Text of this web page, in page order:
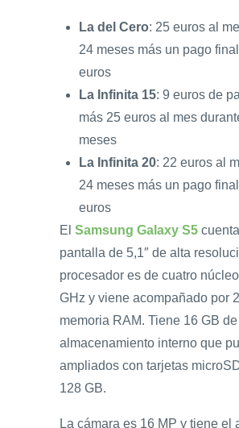
La del Cero: 25 euros al
24 meses más un pago
euros
La Infinita 15: 9 euros de
más 25 euros al mes
meses
La Infinita 20: 22 euros al
24 meses más un pago
euros
El Samsung Galaxy S5
pantalla de 5,1″ de alta
procesador es de cuatro
GHz y viene acompañado por
memoria RAM. Tiene 16 GB de
almacenamiento interno que
ampliados con tarjetas
128 GB.
La cámara es 16 MP y tiene el